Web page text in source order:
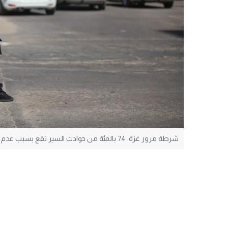
شرطة مرور غزة: 74 بالمئة من حوادث السير تقع بسبب عدم حيازة رخصة